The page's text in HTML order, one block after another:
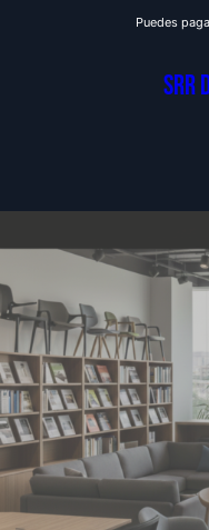
Puedes
SRR